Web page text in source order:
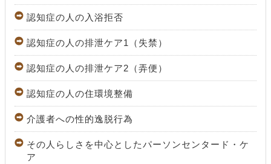
認知症の人の入浴拒否
認知症の人の排泄ケア1（失禁）
認知症の人の排泄ケア2（弄便）
認知症の人の住環境整備
介護者への性的逸脱行為
その人らしさを中心としたパーソンセンタード・ケ
ア